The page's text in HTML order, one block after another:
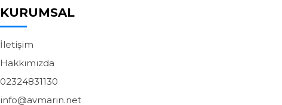
KURUMSAL
İletişim
Hakkımızda
02324831130
info@avmarin.net